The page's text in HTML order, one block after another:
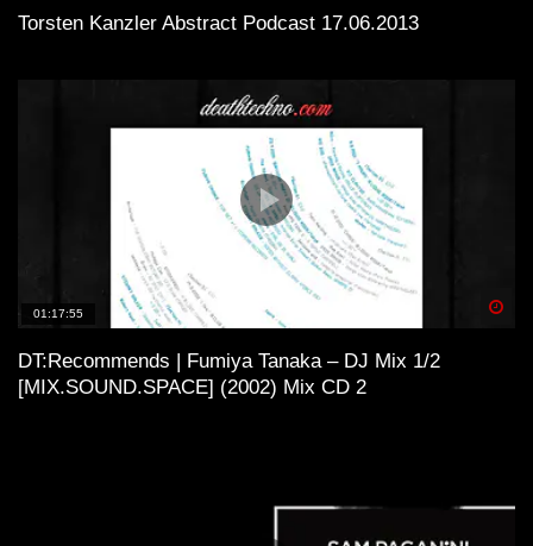
Torsten Kanzler Abstract Podcast 17.06.2013
01:17:55
DT:Recommends | Fumiya Tanaka – DJ Mix 1/2
[MIX.SOUND.SPACE] (2002) Mix CD 2